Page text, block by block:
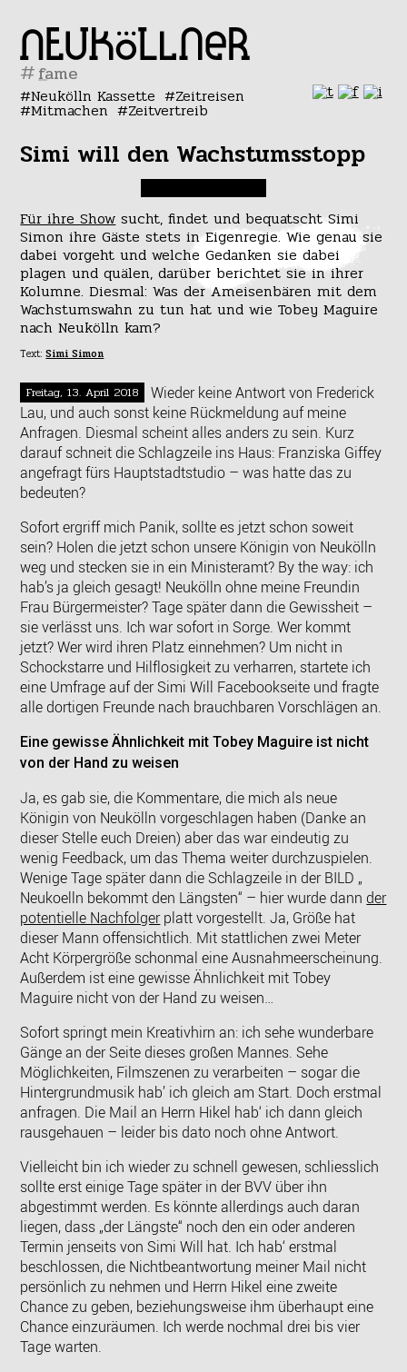
#
Neukölln Kassette Zeitreisen
Mitmachen Zeitvertreib
Simi will den Wachstumsstopp
Für ihre Showsucht, findet und bequatscht Simi
Simon ihre Gäste stets in Eigenregie. Wie genau sie
dabei vorgeht und welche Gedanken sie dabei
plagen und quälen, darüber berichtet sie in ihrer
Kolumne. Diesmal: Was der Ameisenbären mit dem
Wachstumswahn zu tun hat und wie Tobey Maguire
nach Neukölln kam?
Text:Simi Simon
Freitag, 13. April 2018
Wieder keine Antwort von Frederick
Lau, und auch sonst keine Rückmeldung auf meine
Anfragen. Diesmal scheint alles anders zu sein. Kurz
darauf schneit die Schlagzeile ins Haus: Franziska Giffey
angefragt fürs Hauptstadtstudio – was hatte das zu
bedeuten?
Sofort ergriff mich Panik, sollte es jetzt schon soweit
sein? Holen die jetzt schon unsere Königin von Neukölln
weg und stecken sie in ein Ministeramt? By the way: ich
hab’s ja gleich gesagt! Neukölln ohne meine Freundin
Frau Bürgermeister? Tage später dann die Gewissheit –
sie verlässt uns. Ich war sofort in Sorge. Wer kommt
jetzt? Wer wird ihren Platz einnehmen? Um nicht in
Schockstarre und Hilflosigkeit zu verharren, startete ich
eine Umfrage auf der Simi Will Facebookseite und fragte
alle dortigen Freunde nach brauchbaren Vorschlägen an.
Eine gewisse Ähnlichkeit mit Tobey Maguire ist nicht
von der Hand zu weisen
Ja, es gab sie, die Kommentare, die mich als neue
Königin von Neukölln vorgeschlagen haben (Danke an
dieser Stelle euch Dreien) aber das war eindeutig zu
wenig Feedback, um das Thema weiter durchzuspielen.
Wenige Tage später dann die Schlagzeile in der BILD „
Neukoelln bekommt den Längsten“ – hier wurde dannder
potentielle Nachfolgerplatt vorgestellt. Ja, Größe hat
dieser Mann offensichtlich. Mit stattlichen zwei Meter
Acht Körpergröße schonmal eine Ausnahmeerscheinung.
Außerdem ist eine gewisse Ähnlichkeit mit Tobey
Maguire nicht von der Hand zu weisen…
Sofort springt mein Kreativhirn an: ich sehe wunderbare
Gänge an der Seite dieses großen Mannes. Sehe
Möglichkeiten, Filmszenen zu verarbeiten – sogar die
Hintergrundmusik hab’ ich gleich am Start. Doch erstmal
anfragen. Die Mail an Herrn Hikel hab‘ ich dann gleich
rausgehauen – leider bis dato noch ohne Antwort.
Vielleicht bin ich wieder zu schnell gewesen, schliesslich
sollte erst einige Tage später in der BVV über ihn
abgestimmt werden. Es könnte allerdings auch daran
liegen, dass „der Längste“ noch den ein oder anderen
Termin jenseits von Simi Will hat. Ich hab‘ erstmal
beschlossen, die Nichtbeantwortung meiner Mail nicht
persönlich zu nehmen und Herrn Hikel eine zweite
Chance zu geben, beziehungsweise ihm überhaupt eine
Chance einzuräumen. Ich werde nochmal drei bis vier
Tage warten.